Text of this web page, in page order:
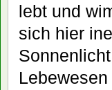
lebt und
sich hier